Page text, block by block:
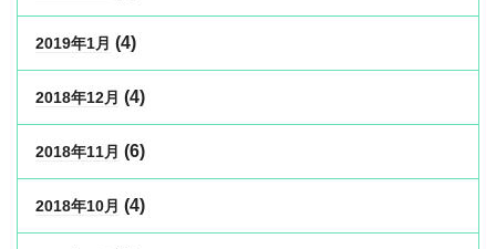
2019年1月 (4)
2018年12月 (4)
2018年11月 (6)
2018年10月 (4)